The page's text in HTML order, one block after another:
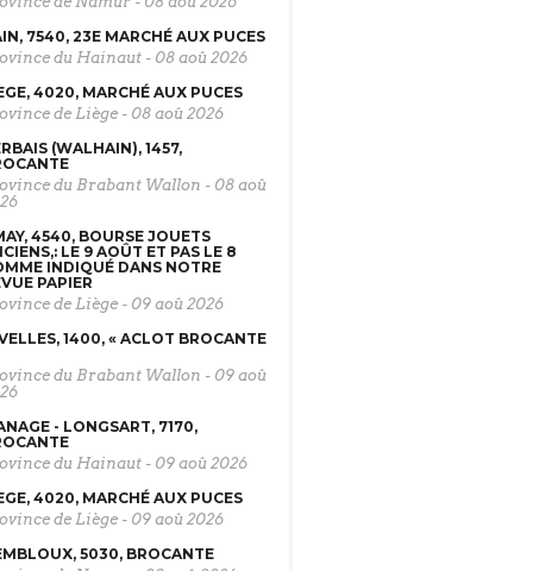
7540, 23E MARCHÉ AUX PUCES
du Hainaut- 08 aoû 2026
4020, MARCHÉ AUX PUCES
de Liège- 08 aoû 2026
(WALHAIN), 1457,
du Brabant Wallon - 08 aoû
4540, BOURSE JOUETS
LE 9 AOÛT ET PAS LE 8
INDIQUÉ DANS NOTRE
PAPIER
de Liège- 09 aoû 2026
1400, « ACLOT BROCANTE
du Brabant Wallon - 09 aoû
- LONGSART, 7170,
du Hainaut- 09 aoû 2026
4020, MARCHÉ AUX PUCES
de Liège- 09 aoû 2026
5030, BROCANTE